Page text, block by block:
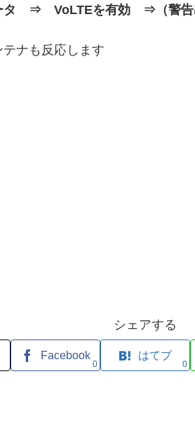
タ ⇒ VoLTEを有効 ⇒（警告
ナも反応します
シェアする
Facebook
0
はてブ
0